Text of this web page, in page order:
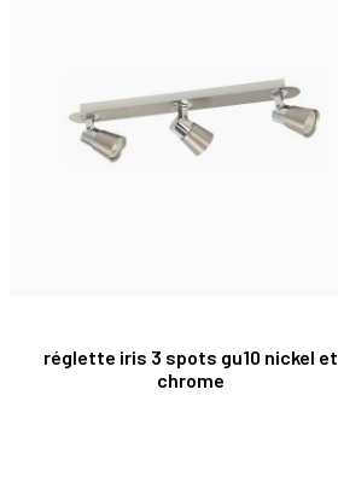
réglette iris 3 spots gu10 nickel et
chrome